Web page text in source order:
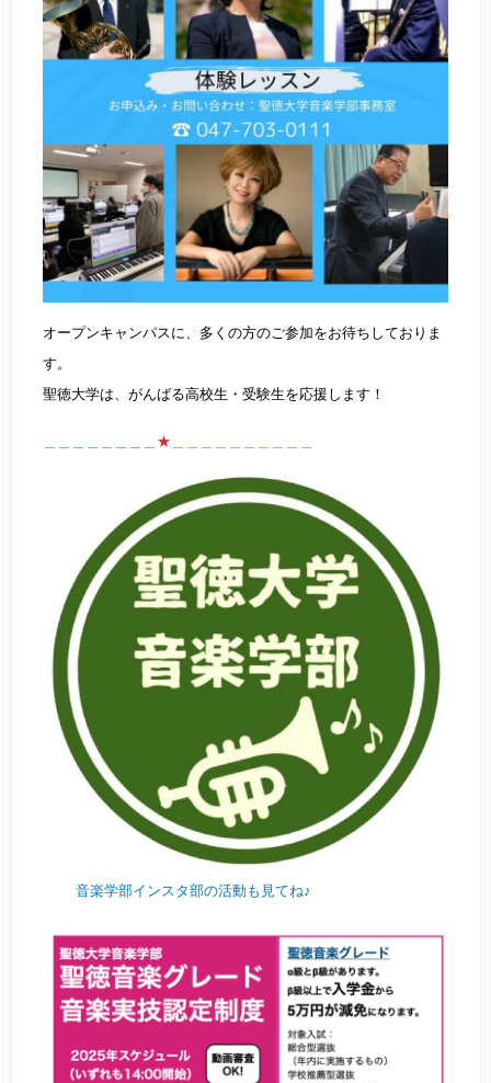
オープンキャンパスに、多くの方のご参加をお待ちしておりま
す。
聖徳大学は、がんばる高校生・受験生を応援します！
★
音楽学部インスタ部の活動も見てね♪